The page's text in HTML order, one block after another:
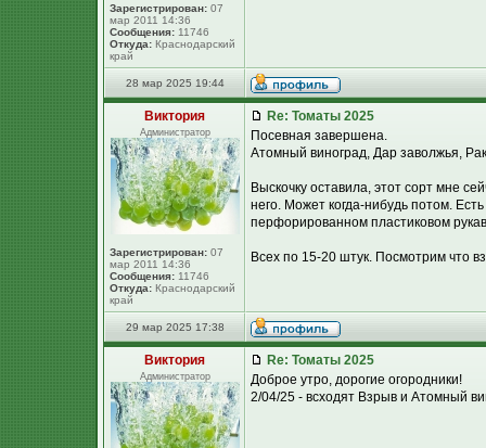
Зарегистрирован: 07
мар 2011 14:36
Сообщения: 11746
Откуда: Краснодарский
край
28 мар 2025 19:44
Виктория
Администратор
Зарегистрирован: 07
мар 2011 14:36
Сообщения: 11746
Откуда: Краснодарский
край
Re: Томаты 2025
Посевная завершена.
Атомный виноград, Дар заволжья,
Выскочку оставила, этот сорт мне
него. Может когда-нибудь потом.
перфорированном пластиковом
Всех по 15-20 штук. Посмотрим что
29 мар 2025 17:38
Виктория
Администратор
Re: Томаты 2025
Доброе утро, дорогие огородники!
2/04/25 - всходят Взрыв и Атомный